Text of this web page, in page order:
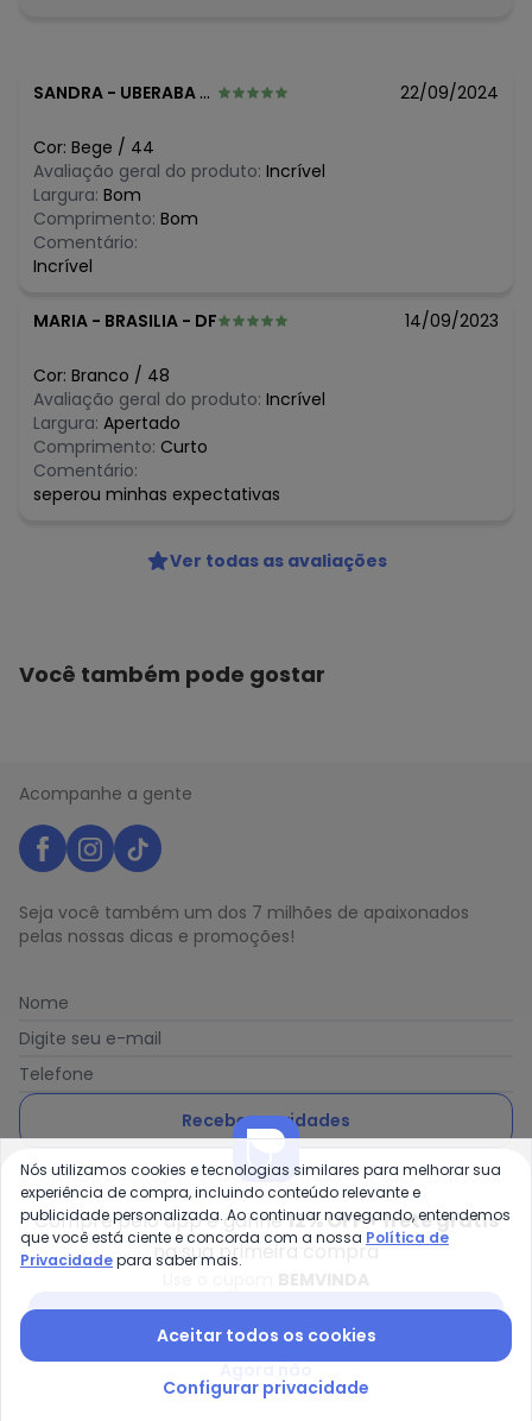
SANDRA - UBERABA - MG 22/09/2024
Cor: Bege / 44
Avaliação geral do produto: Incrível
Largura: Bom
Comprimento: Bom
Comentário:
Incrível
MARIA - BRASILIA - DF 14/09/2023
Cor: Branco / 48
Avaliação geral do produto: Incrível
Largura: Apertado
Comprimento: Curto
Comentário:
seperou minhas expectativas
Ver todas as avaliações
Você também pode gostar
Acompanhe a gente
Seja você também um dos 7 milhões de apaixonados
pelas nossas dicas e promoções!
Nome
Digite seu e-mail
Telefone
Receber novidades
Ao enviar o cadastro, você concorda com a nossa Política
de Privacidade
Posthaus é uma marca da Posthaus Ltda / CNPJ:
80.462.138/0001-41
Endereço: Rua Werner Duwe, 202 Bairro Badenfurt -
89.070-700 - Blumenau/SC
Compre pelo app e ganhe12% OFF + frete grátis
na sua primeira compra
Nós utilizamos cookies e tecnologias similares para melhorar sua
experiência de compra, incluindo conteúdo relevante e
publicidade personalizada. Ao continuar navegando, entendemos
que você está ciente e concorda com a nossa Política de
Privacidadepara saber mais.
Aceitar todos os cookies
Configurar privacidade